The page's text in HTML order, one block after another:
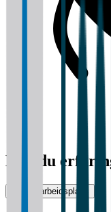
Har du
Vurder arbeidsplass